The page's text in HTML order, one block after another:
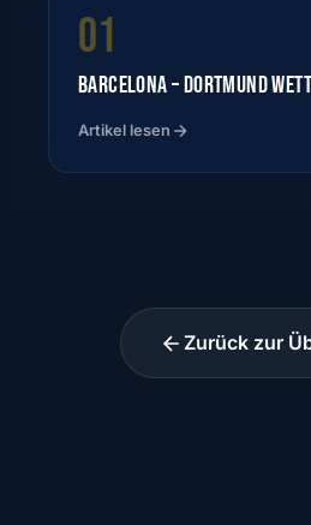
01
BARCELONA – DORTMUND
Artikel lesen
Zurück zur